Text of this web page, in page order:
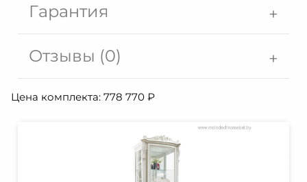
Гарантия
Отзывы (0)
Цена комплекта: 778 770 ₽